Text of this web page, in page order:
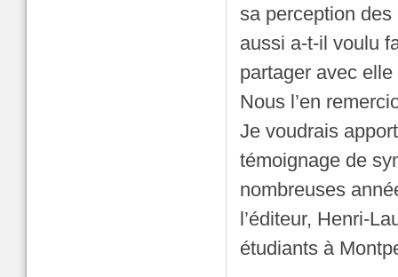
sa perception des
aussi a-t-il voulu
partager avec
Nous l’en
Je voudrais
témoignage de
nombreuses
l’éditeur, Henri-
étudiants à